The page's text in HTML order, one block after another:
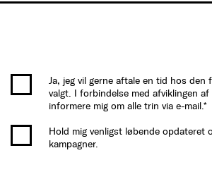
Ja, jeg vil gerne aftale en tid hos den
valgt. I forbindelse med afviklingen
informere mig om alle trin via e-mail.*
Hold mig venligst løbende opdateret
kampagner.